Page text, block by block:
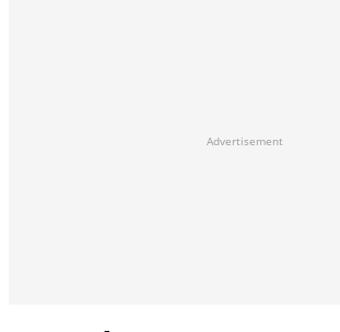
Advertisement